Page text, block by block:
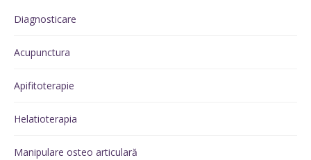
Diagnosticare
Acupunctura
Apifitoterapie
Helatioterapia
Manipulare osteo articulară